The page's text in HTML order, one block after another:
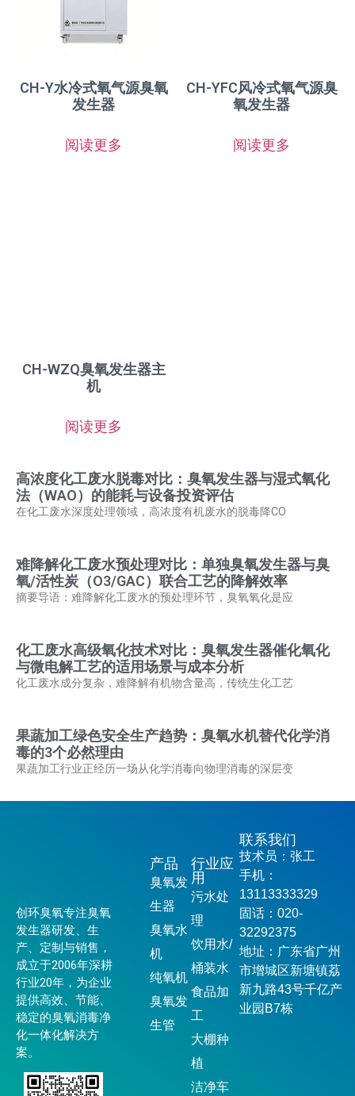
CH-Y水冷式氧气源臭氧
发生器
阅读更多
CH-YFC风冷式氧气源臭
氧发生器
阅读更多
CH-WZQ臭氧发生器主
机
阅读更多
高浓度化工废水脱毒对比：臭氧发生器与湿式氧化
法（WAO）的能耗与设备投资评估
在化工废水深度处理领域，高浓度有机废水的脱毒降CO
难降解化工废水预处理对比：单独臭氧发生器与臭
氧/活性炭（O3/GAC）联合工艺的降解效率
摘要导语：难降解化工废水的预处理环节，臭氧氧化是应
化工废水高级氧化技术对比：臭氧发生器催化氧化
与微电解工艺的适用场景与成本分析
化工废水成分复杂，难降解有机物含量高，传统生化工艺
果蔬加工绿色安全生产趋势：臭氧水机替代化学消
毒的3个必然理由
果蔬加工行业正经历一场从化学消毒向物理消毒的深层变
创环臭氧专注臭氧
发生器研发、生
产、定制与销售，
成立于2006年深耕
行业20年，为企业
提供高效、节能、
稳定的臭氧消毒净
化一体化解决方
案。
产品
臭氧发
生器
臭氧水
机
纯氧机
臭氧发
生管
行业应
用
污水处
理
饮用水/
桶装水
食品加
工
大棚种
植
洁净车
联系我们
技术员：张工
手机：
13113333329
固话：020-
32292375
地址：广东省广州
市增城区新塘镇荔
新九路43号千亿产
业园B7栋